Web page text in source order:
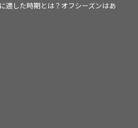
適した時期とは？オフシーズンはあ